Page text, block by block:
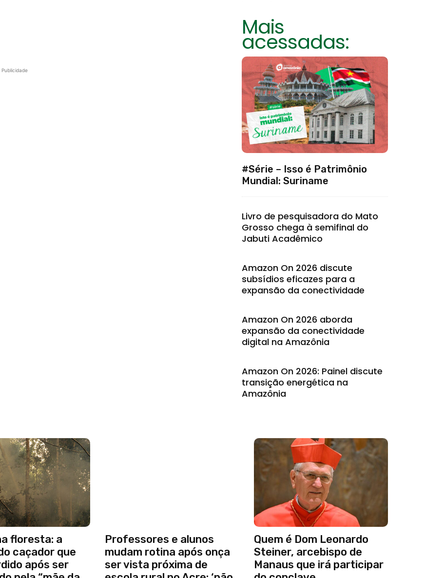
Publicidade
Mais
acessadas:
#Série – Isso é Patrimônio
Mundial: Suriname
Livro de pesquisadora do Mato
Grosso chega à semifinal do
Jabuti Acadêmico
Amazon On 2026 discute
subsídios eficazes para a
expansão da conectividade
Amazon On 2026 aborda
expansão da conectividade
digital na Amazônia
Amazon On 2026: Painel discute
transição energética na
Amazônia
floresta: a
caçador que
após ser
Professores e alunos
mudam rotina após onça
ser vista próxima de
Quem é Dom Leonardo
Steiner, arcebispo de
Manaus que irá participar